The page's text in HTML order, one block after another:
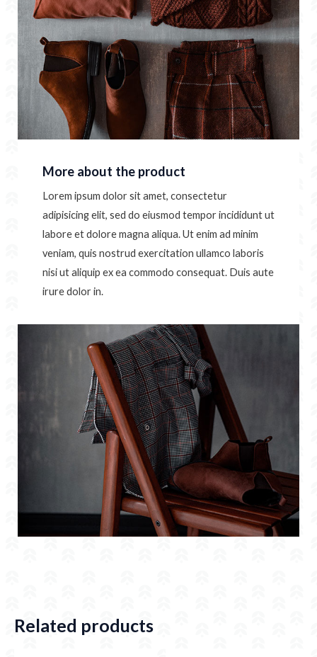
More about the product
Lorem ipsum dolor sit amet, consectetur
adipisicing elit, sed do eiusmod tempor incididunt ut
labore et dolore magna aliqua. Ut enim ad minim
veniam, quis nostrud exercitation ullamco laboris
nisi ut aliquip ex ea commodo consequat. Duis aute
irure dolor in.
Related products